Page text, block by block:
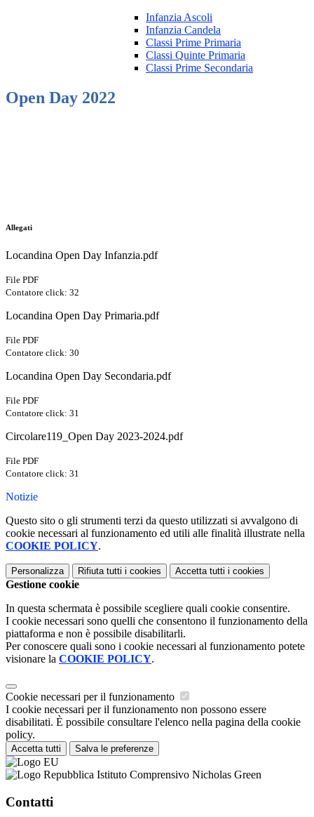
Infanzia Ascoli
Infanzia Candela
Classi Prime Primaria
Classi Quinte Primaria
Classi Prime Secondaria
Open Day 2022
Allegati
Locandina Open Day Infanzia.pdf
File PDF
Contatore click: 32
Locandina Open Day Primaria.pdf
File PDF
Contatore click: 30
Locandina Open Day Secondaria.pdf
File PDF
Contatore click: 31
Circolare119_Open Day 2023-2024.pdf
File PDF
Contatore click: 31
Notizie
Questo sito o gli strumenti terzi da questo utilizzati si avvalgono di
cookie necessari al funzionamento ed utili alle finalità illustrate nella
COOKIE POLICY.
Personalizza Rifiuta tutti i cookies Accetta tutti i cookies
Gestione cookie
In questa schermata è possibile scegliere quali cookie consentire.
I cookie necessari sono quelli che consentono il funzionamento della
piattaforma e non è possibile disabilitarli.
Per conoscere quali sono i cookie necessari al funzionamento potete
visionare la COOKIE POLICY.
Cookie necessari per il funzionamento
I cookie necessari per il funzionamento non possono essere
disabilitati. È possibile consultare l'elenco nella pagina della cookie
policy.
Accetta tutti Salva le preferenze
Istituto Comprensivo Nicholas Green
Contatti